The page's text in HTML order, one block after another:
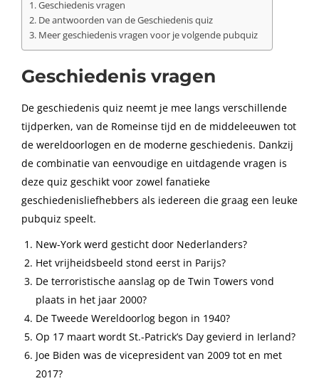
Geschiedenis vragen
De antwoorden van de Geschiedenis quiz
Meer geschiedenis vragen voor je volgende pubquiz
Geschiedenis vragen
De geschiedenis quiz neemt je mee langs verschillende
tijdperken, van de Romeinse tijd en de middeleeuwen tot
de wereldoorlogen en de moderne geschiedenis. Dankzij
de combinatie van eenvoudige en uitdagende vragen is
deze quiz geschikt voor zowel fanatieke
geschiedenisliefhebbers als iedereen die graag een leuke
pubquiz speelt.
New-York werd gesticht door Nederlanders?
Het vrijheidsbeeld stond eerst in Parijs?
De terroristische aanslag op de Twin Towers vond
plaats in het jaar 2000?
De Tweede Wereldoorlog begon in 1940?
Op 17 maart wordt St.-Patrick’s Day gevierd in Ierland?
Joe Biden was de vicepresident van 2009 tot en met
2017?